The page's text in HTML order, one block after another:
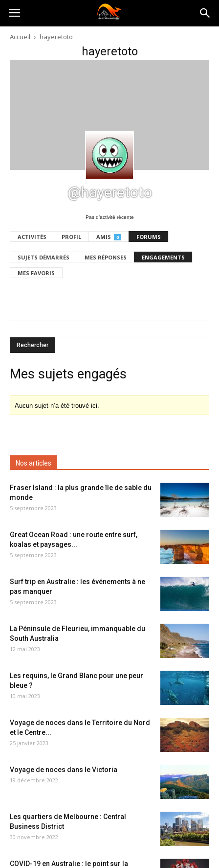
Australia-
australie.com
Accueil hayeretoto
hayeretoto
@hayeretoto
Pas d’activité récente
ACTIVITÉS PROFIL AMIS 0 FORUMS
SUJETS DÉMARRÉS MES RÉPONSES ENGAGEMENTS
MES FAVORIS
Mes sujets engagés
Aucun sujet n’a été trouvé ici.
Nos articles
Fraser Island : la plus grande île de sable du
monde
5 septembre 2023
Great Ocean Road : une route entre surf,
koalas et paysages...
5 septembre 2023
Surf trip en Australie : les événements à ne
pas manquer
5 septembre 2023
La Péninsule de Fleurieu, immanquable du
South Australia
12 mai 2023
Les requins, le Grand Blanc pour une peur
bleue ?
10 mai 2023
Voyage de noces dans le Territoire du Nord
et le Centre...
25 janvier 2023
Voyage de noces dans le Victoria
19 décembre 2022
Les quartiers de Melbourne : Central
Business District
30 novembre 2022
COVID-19 en Australie : le point sur la